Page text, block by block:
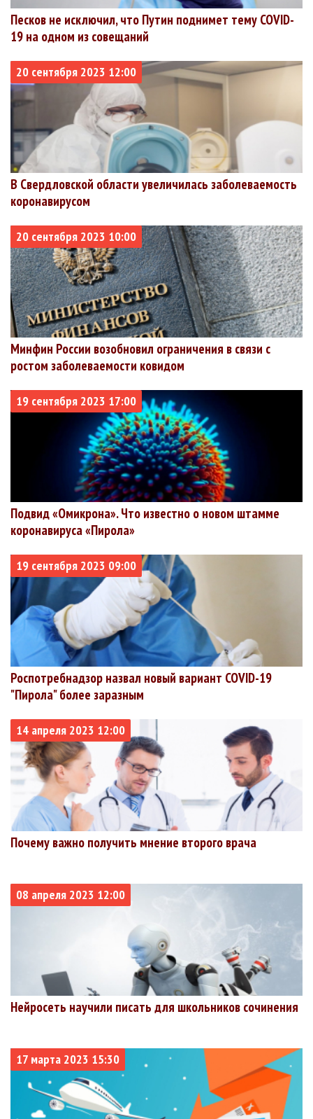
Песков не исключил, что Путин поднимет тему COVID-
19 на одном из совещаний
20 сентября 2023 12:00
В Свердловской области увеличилась заболеваемость
коронавирусом
20 сентября 2023 10:00
Минфин России возобновил ограничения в связи с
ростом заболеваемости ковидом
19 сентября 2023 17:00
Подвид «Омикрона». Что известно о новом штамме
коронавируса «Пирола»
19 сентября 2023 09:00
Роспотребнадзор назвал новый вариант COVID-19
"Пирола" более заразным
14 апреля 2023 12:00
Почему важно получить мнение второго врача
08 апреля 2023 12:00
Нейросеть научили писать для школьников сочинения
17 марта 2023 15:30